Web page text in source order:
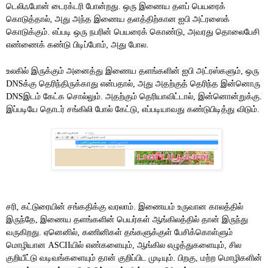
டெலிஃபோன் டைரக்டரி போன்றது ஒரு இணைய தளப் பெயரைக்
கொடுத்தால் அது அந்த இணைய தளத்திற்கான ஐபி அட்ரஸைக்
கொடுக்கும் எப்படி ஒரு நபரின் பெயரைக் கொண்டு அவரது தொலைபேசி
எண்ணைக் கண்டு பிடிப்போம் அது போல
உலகில் இருக்கும் அனைத்து இணைய தளங்களின் ஐபி அட்ரஸ்களும் ஒரு
DNSக்கு தெரிந்திருக்காது என்பதால் அது அதற்குத் தெரிந்த இன்னொரு
DNSஇடம் கேட்க சொல்லும் அதற்கும் தெரியாவிட்டால் இன்னொன்றுக்கு
இப்படியே தொடர் சங்கிலி போல் கேட்டு எப்படியாவது கண்டுபிடித்து விடும்
சரி கட்டுரையின் சங்கதிக்கு வரலாம் இணையம் உருவான காலத்தில்
இருந்தே இணைய தளங்களின் பெயர்கள் ஆங்கிலத்தில் தான் இருந்து
வருகிறது ஏனெனில் கணினிகள் தங்களுக்குள் பேசிக்கொள்ளும்
மொழியான ASCIIயில் எண்களையும் ஆங்கில எழுத்துகளையும் சில
குறியீட்டு வடிவங்களையும் தான் குறிப்பிட முடியும் பிறகு மற்ற மொழிகளின்